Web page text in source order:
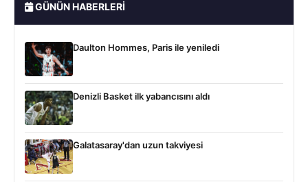
GÜNÜN HABERLERI
Daulton Hommes, Paris ile yeniledi
Denizli Basket ilk yabancısını aldı
Galatasaray'dan uzun takviyesi